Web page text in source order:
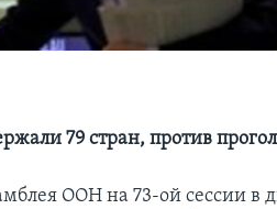
79 стран, против
ООН на 73-ой сессии в